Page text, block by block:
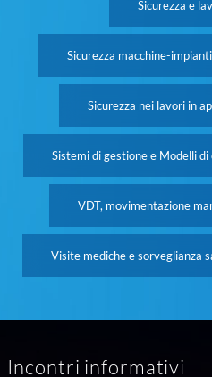
Sicurezza e
Sicurezza macchine-
Sicurezza nei lavori in
Sistemi di gestione e Modelli
VDT, movimentazione
Visite mediche e sorveglianza
Incontri informativi